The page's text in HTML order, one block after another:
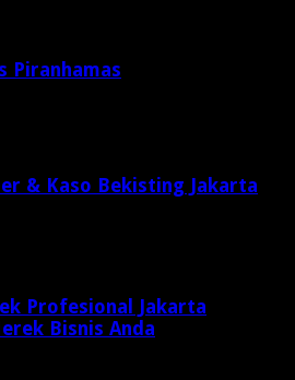
Piranhamas
& Kaso Bekisting Jakarta
Profesional Jakarta
Bisnis Anda